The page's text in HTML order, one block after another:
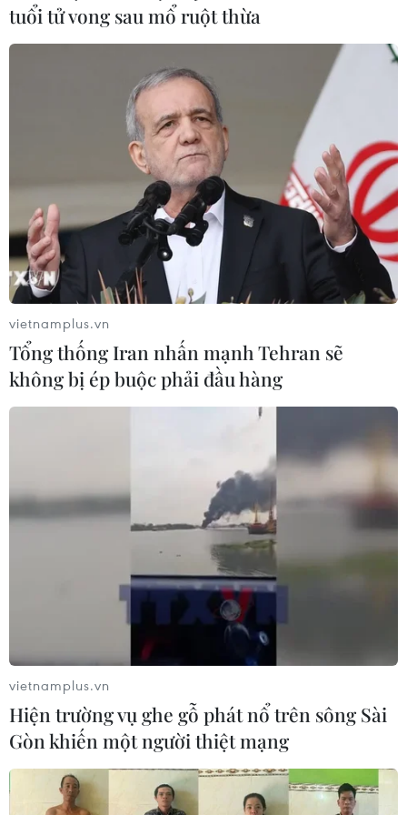
tuổi tử vong sau mổ ruột thừa
vietnamplus.vn
Tổng thống Iran nhấn mạnh Tehran sẽ
không bị ép buộc phải đầu hàng
vietnamplus.vn
Hiện trường vụ ghe gỗ phát nổ trên sông Sài
Gòn khiến một người thiệt mạng